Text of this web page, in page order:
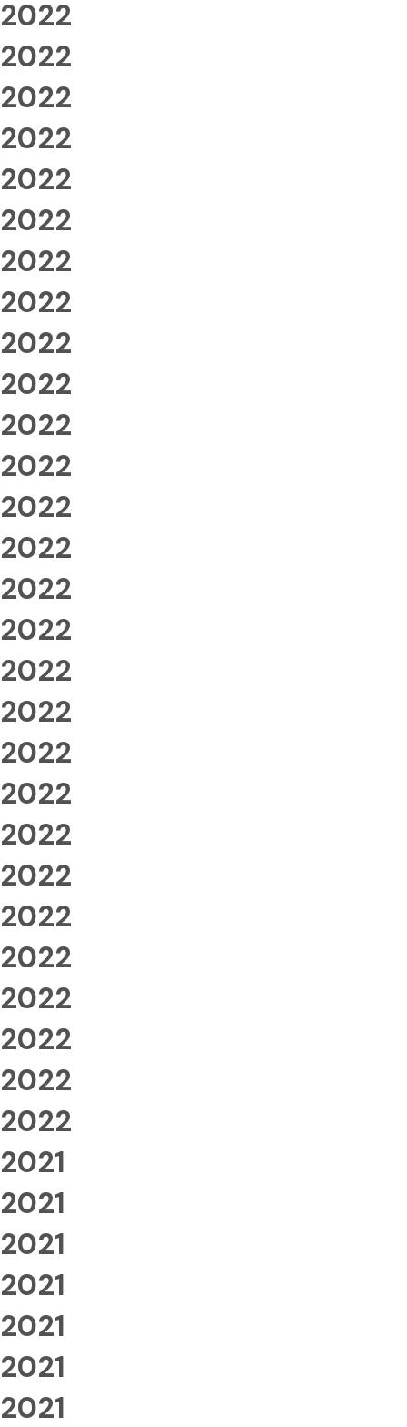
2022
2022
2022
2022
2022
2022
2022
2022
2022
2022
2022
2022
2022
2022
2022
2022
2022
2022
2022
2022
2022
2022
2022
2022
2022
2022
2022
2022
2021
2021
2021
2021
2021
2021
2021